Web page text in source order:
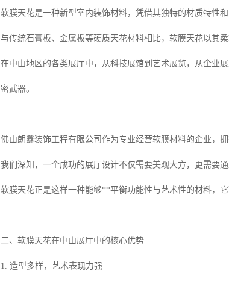
软膜天花是一种新型室内装饰材料，凭借其独特的材质特性
与传统石膏板、金属板等硬质天花材料相比，软膜天花以其
在中山地区的各类展厅中，从科技展馆到艺术展览，从企业
密武器。
佛山朗鑫装饰工程有限公司作为专业经营软膜材料的企业，
我们深知，一个成功的展厅设计不仅需要美观大方，更需要
软膜天花正是这样一种能够**平衡功能性与艺术性的材料，
二、软膜天花在中山展厅中的核心优势
1. 造型多样，艺术表现力强